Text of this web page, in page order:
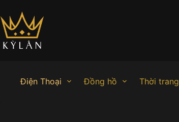
đến
phần
nội
dung
Điện Thoại Đồng hồ Thời trang